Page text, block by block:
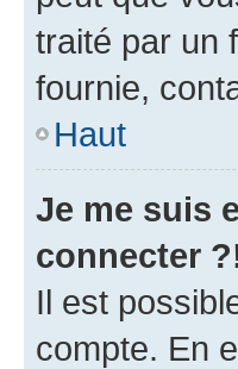
traité par un
fournie,
Haut
Je me suis
connecter
Il est
compte. En